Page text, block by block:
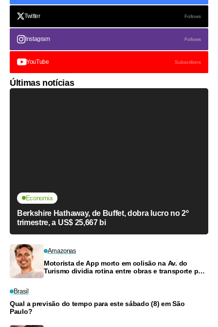
Twitter Follows
Instagram Follows
YouTube Subscribers
Últimas notícias
Economia
Berkshire Hathaway, de Buffet, dobra lucro no 2º
trimestre, a US$ 25,667 bi
Amazonas
Motorista de App morto em colisão na Av. do
Turismo dividia rotina entre obras e transporte para
Brasil
Qual a previsão do tempo para este sábado (8) em São
Paulo?